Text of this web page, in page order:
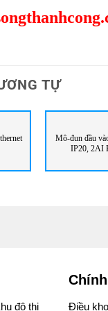
TỰ
Mô-đun đầu
IP20, 2AI
đô thị Điều